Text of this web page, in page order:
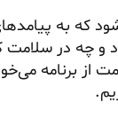
که به
و چه در سلامت
از برنامه